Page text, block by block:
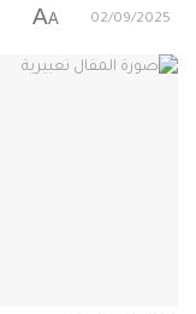
02/09/2025
A
A